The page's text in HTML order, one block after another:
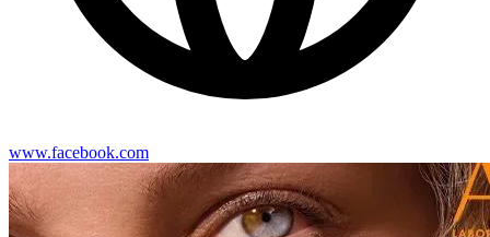
www.facebook.com